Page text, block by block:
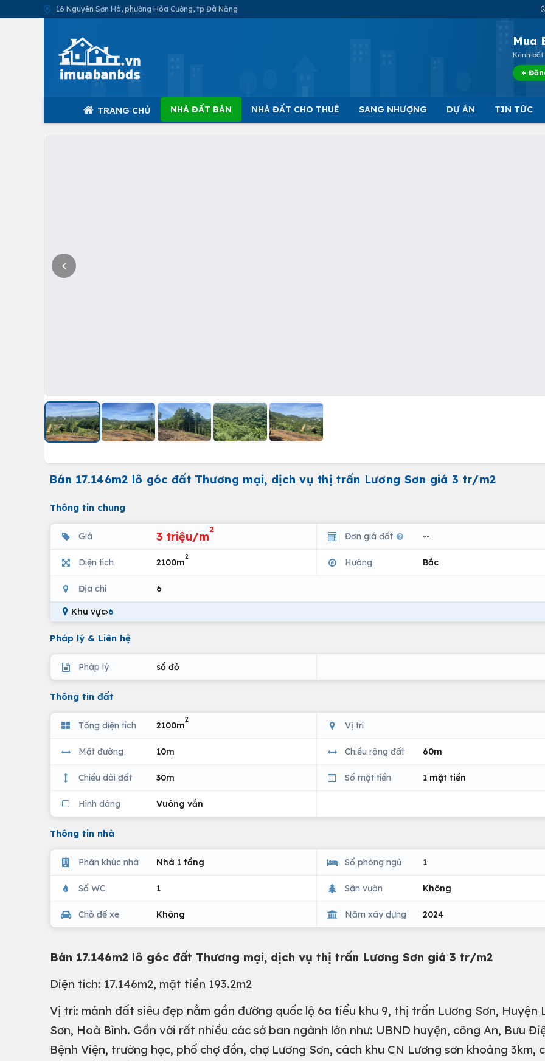
16 Nguyễn Sơn Hà, phường Hòa Cường, tp Đà Nẵng
Mua
Kênh
+
TRANG CHỦ NHÀ ĐẤT BÁN NHÀ ĐẤT CHO THUÊ SANG NHƯỢNG DỰ ÁN TIN TỨC
Bán 17.146m2 lô góc đất Thương mại, dịch vụ thị trấn Lương Sơn giá 3 tr/m2
Thông tin chung
Giá 3 triệu/m
2
Đơn giá đất --
Diện tích 2100m
2
Hướng Bắc
Địa chỉ 6
Khu vực›6
Pháp lý & Liên hệ
Pháp lý sổ đỏ
Thông tin đất
Tổng diện tích 2100m
2
Vị trí
Mặt đường 10m Chiều rộng đất 60m
Chiều dài đất 30m Số mặt tiền 1 mặt tiền
Hình dáng Vuông vắn
Thông tin nhà
Phân khúc nhà Nhà 1 tầng Số phòng ngủ 1
Số WC 1 Sân vườn Không
Chỗ để xe Không Năm xây dựng 2024
Bán 17.146m2 lô góc đất Thương mại, dịch vụ thị trấn Lương Sơn giá 3 tr/m2
Diện tích: 17.146m2, mặt tiền 193.2m2
Vị trí: mảnh đất siêu đẹp nằm gần đường quốc lộ 6a tiểu khu 9, thị trấn Lương Sơn, Huyện
Sơn, Hoà Bình. Gần với rất nhiều các sở ban ngành lớn như: UBND huyện, công An, Bưu
Bệnh Viện, trường học, phố chợ đồn, chợ Lương Sơn, cách khu CN Lương sơn khoảng 3km,